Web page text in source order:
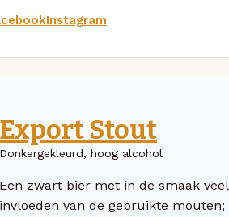
Instagram
Export Stout
Donkergekleurd, hoog alcohol
Een zwart bier met in de smaak veel
invloeden van de gebruikte mouten;